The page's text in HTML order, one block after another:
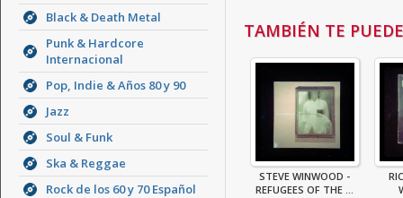
Black & Death Metal
Punk & Hardcore
Internacional
Pop, Indie & Años 80 y 90
Jazz
Soul & Funk
Ska & Reggae
Rock de los 60 y 70 Español
TAMBIÉN TE
STEVE WINWOOD -
REFUGEES OF THE ...